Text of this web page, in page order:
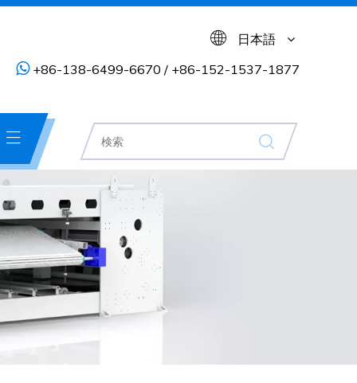
日本語
+86-138-6499-6670 / +86-152-1537-1877